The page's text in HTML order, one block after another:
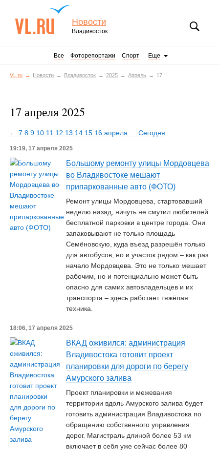
Новости
Владивосток
Все Фоторепортажи Спорт Еще
VL.ru Новости Владивосток 2025 Апрель 17
17 апреля 2025
← 7 8 9 10 11 12 13 14 15 16 апреля Сегодня
19:19, 17 апреля 2025
Большому ремонту улицы Мордовцева
во Владивостоке мешают
припаркованные авто (ФОТО)
Ремонт улицы Мордовцева, стартовавший
неделю назад, ничуть не смутил любителей
бесплатной парковки в центре города. Они
запаковывают не только площадь
Семёновскую, куда въезд разрешён только
для автобусов, но и участок рядом – как раз
начало Мордовцева. Это не только мешает
рабочим, но и потенциально может быть
опасно для самих автовладельцев и их
транспорта – здесь работает тяжёлая
техника.
18:06, 17 апреля 2025
ВКАД оживился: администрация
Владивостока готовит проект
планировки для дороги по берегу
Амурского залива
Проект планировки и межевания
территории вдоль Амурского залива будет
готовить администрация Владивостока по
обращению собственного управления
дорог. Магистраль длиной более 53 км
включает в себя уже сейчас более 80